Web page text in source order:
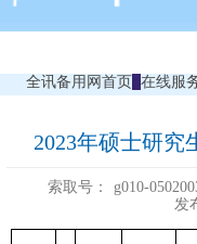
全讯备用网首页 在线服
2023年硕士研究
索取号： g010-
发